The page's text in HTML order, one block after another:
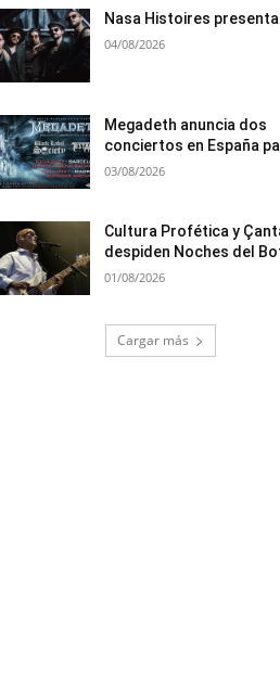
Nasa Histoires presenta
04/08/2026
Megadeth anuncia dos
conciertos en España
03/08/2026
Cultura Profética y
despiden Noches del
01/08/2026
Cargar más